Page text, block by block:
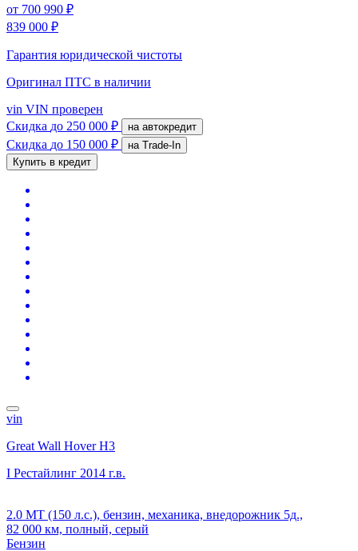
от 700 990 ₽
839 000 ₽
Гарантия юридической чистоты
Оригинал ПТС в наличии
vin VIN проверен
Скидка до 250 000 ₽ на автокредит
Скидка до 150 000 ₽
на Trade-In
Купить в кредит
vin
Great Wall Hover H3
I Рестайлинг 2014 г.в.
2.0 MT (150 л.с.), бензин, механика, внедорожник 5д.,
82 000 км, полный, серый
Бензин